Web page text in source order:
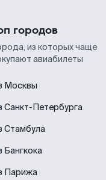
городов
из которых чаще
авиабилеты
Москвы
Санкт-Петербурга
Стамбула
Бангкока
Парижа